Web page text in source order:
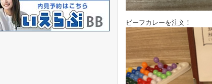
ビーフカレーを注文！